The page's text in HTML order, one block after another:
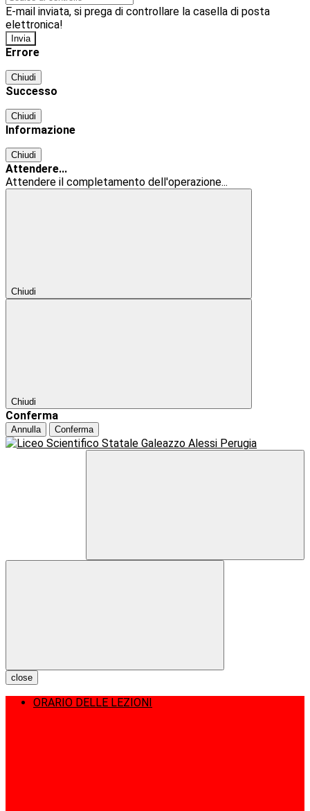
E-mail inviata, si prega di controllare la casella di posta
elettronica!
Errore
Chiudi
Successo
Chiudi
Informazione
Chiudi
Attendere...
Attendere il completamento dell'operazione...
Chiudi
Chiudi
Conferma
Annulla Conferma
close
ORARIO DELLE LEZIONI